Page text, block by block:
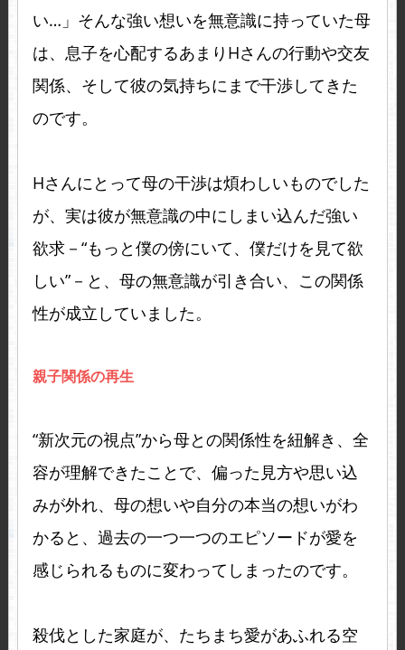
い…」そんな強い想いを無意識に持っていた母
は、息子を心配するあまりHさんの行動や交友
関係、そして彼の気持ちにまで干渉してきた
のです。
Hさんにとって母の干渉は煩わしいものでした
が、実は彼が無意識の中にしまい込んだ強い
欲求－“もっと僕の傍にいて、僕だけを見て欲
しい”－と、母の無意識が引き合い、この関係
性が成立していました。
親子関係の再生
“新次元の視点”から母との関係性を紐解き、全
容が理解できたことで、偏った見方や思い込
みが外れ、母の想いや自分の本当の想いがわ
かると、過去の一つ一つのエピソードが愛を
感じられるものに変わってしまったのです。
殺伐とした家庭が、たちまち愛があふれる空